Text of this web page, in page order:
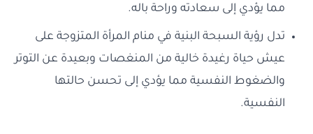
مما يؤدي إلى سعادته وراحة باله.
تدل رؤية السبحة البنية في منام المرأة المتزوجة على
عيش حياة رغيدة خالية من المنغصات وبعيدة عن التوتر
والضغوط النفسية مما يؤدي إلى تحسن حالتها
النفسية.